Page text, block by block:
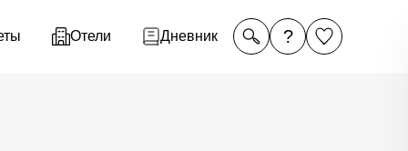
Отели Дневник ?